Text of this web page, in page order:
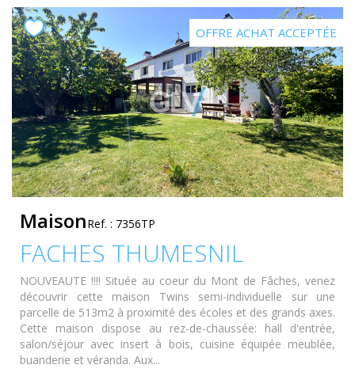
OFFRE ACHAT ACCEPTÉE
MaisonRef. : 7356TP
FACHES THUMESNIL
NOUVEAUTE !!!! Située au coeur du Mont de Fâches, venez
découvrir cette maison Twins semi-individuelle sur une
parcelle de 513m2 à proximité des écoles et des grands axes.
Cette maison dispose au rez-de-chaussée: hall d'entrée,
salon/séjour avec insert à bois, cuisine équipée meublée,
buanderie et véranda. Aux...